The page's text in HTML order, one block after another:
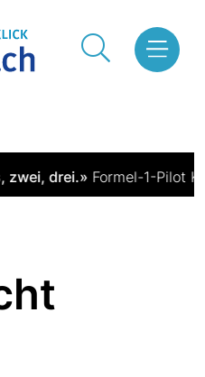
drei.»Formel-1-Pilot Kimi